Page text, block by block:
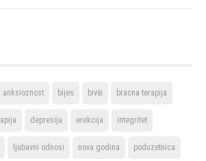
anksioznost bijes bivši bracna terapija
depresija erekcija integritet
ljubavni odnosi nova godina poduzetnica